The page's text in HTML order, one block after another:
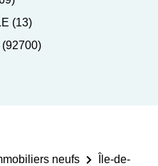
(13)
neufs
Île-de-